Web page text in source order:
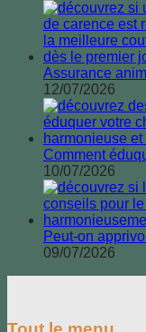
Assurance
12/07/2026
Comment
10/07/2026
Peut-on
09/07/2026